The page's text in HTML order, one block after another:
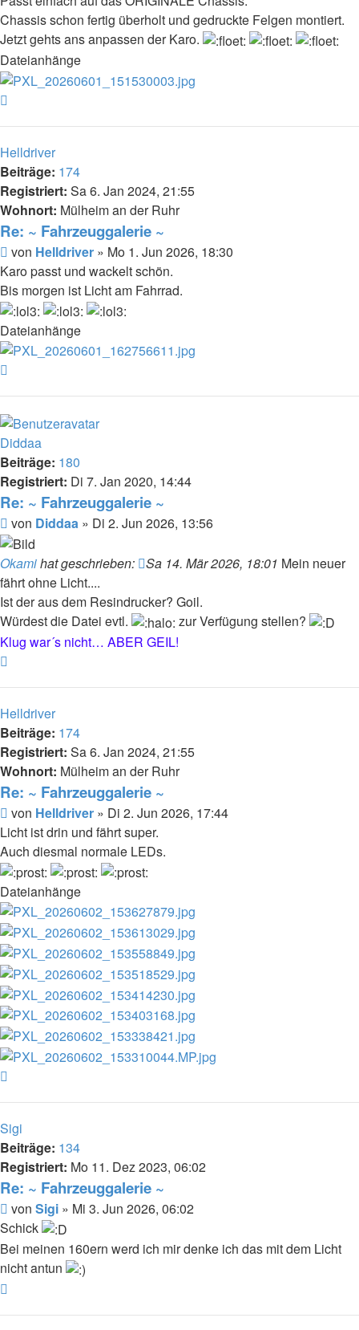
Chassis schon fertig überholt und gedruckte Felgen montiert.
Jetzt gehts ans anpassen der Karo.
Dateianhänge
Helldriver
Beiträge: 174
Registriert: Sa 6. Jan 2024, 21:55
Wohnort: Mülheim an der Ruhr
Re: ~ Fahrzeuggalerie ~
Beitrag
von Helldriver » Mo 1. Jun 2026, 18:30
Karo passt und wackelt schön.
Bis morgen ist Licht am Fahrrad.
Dateianhänge
Diddaa
Beiträge: 180
Registriert: Di 7. Jan 2020, 14:44
Re: ~ Fahrzeuggalerie ~
Beitrag
von Diddaa » Di 2. Jun 2026, 13:56
Okamihat geschrieben: Sa 14. Mär 2026, 18:01 Mein neuer
fährt ohne Licht....
Ist der aus dem Resindrucker? Goil.
Würdest die Datei evtl.
zur Verfügung stellen?
Klug war´s nicht… ABER GEIL!
Helldriver
Beiträge: 174
Registriert: Sa 6. Jan 2024, 21:55
Wohnort: Mülheim an der Ruhr
Re: ~ Fahrzeuggalerie ~
Beitrag
von Helldriver » Di 2. Jun 2026, 17:44
Licht ist drin und fährt super.
Auch diesmal normale LEDs.
Dateianhänge
Sigi
Beiträge: 134
Registriert: Mo 11. Dez 2023, 06:02
Re: ~ Fahrzeuggalerie ~
Beitrag
von Sigi » Mi 3. Jun 2026, 06:02
Schick
Bei meinen 160ern werd ich mir denke ich das mit dem Licht
nicht antun